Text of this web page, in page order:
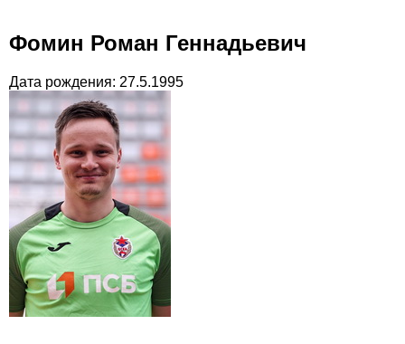
Фомин Роман Геннадьевич
Дата рождения: 27.5.1995